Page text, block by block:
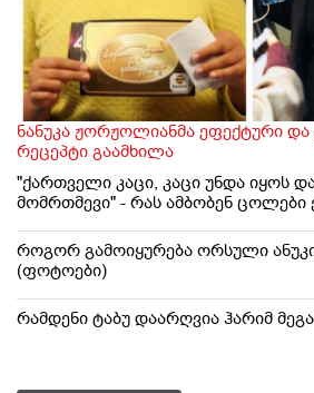
ნანუკა ჟორჟოლიანმა ეფექტური და
რეცეპტი გაამხილა
"ქართველი კაცი, კაცი უნდა იყოს
მომრთმევი" - რას ამბობენ ცოლები
როგორ გამოიყურება ორსული
(ფოტოები)
რამდენი ტაბუ დაარღვია ჰარიმ